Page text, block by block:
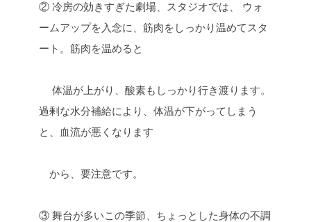
② 冷房の効きすぎた劇場、スタジオでは、 ウォ
ームアップを入念に、筋肉をしっかり温めてスタ
ート。筋肉を温めると
体温が上がり、酸素もしっかり行き渡ります。
過剰な水分補給により、体温が下がってしまう
と、血流が悪くなります
から、要注意です。
③ 舞台が多いこの季節、ちょっとした身体の不調